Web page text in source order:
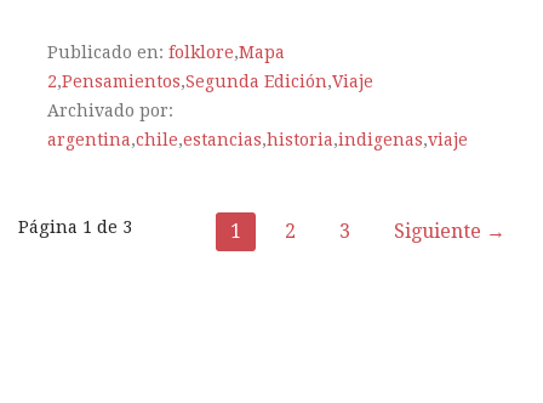
Publicado en: folklore,Mapa
2,Pensamientos,Segunda Edición,Viaje
Archivado por:
argentina,chile,estancias,historia,indigenas,viaje
Página 1 de 3 1 2 3 Siguiente →